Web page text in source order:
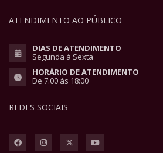
ATENDIMENTO AO PÚBLICO
DIAS DE ATENDIMENTO
Segunda à Sexta
HORÁRIO DE ATENDIMENTO
De 7:00 às 18:00
REDES SOCIAIS